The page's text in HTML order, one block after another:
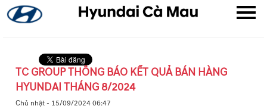
TC GROUP THÔNG BÁO KẾT QUẢ BÁN HÀNG
HYUNDAI THÁNG 8/2024
Chủ nhật - 15/09/2024 06:47